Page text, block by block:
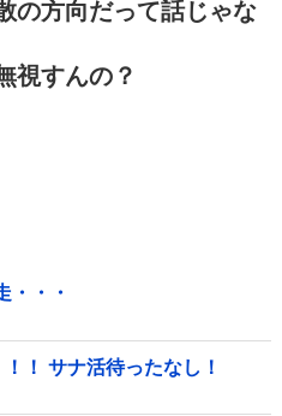
の方向だって話じゃな
視すんの？
・・・
！ サナ活待ったなし！